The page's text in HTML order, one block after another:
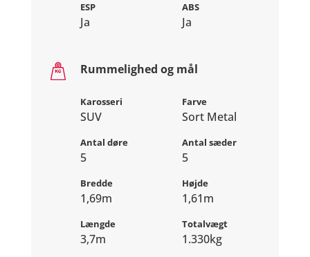
ESP
Ja
ABS
Ja
Rummelighed og mål
Karosseri
SUV
Farve
Sort Metal
Antal døre
5
Antal sæder
5
Bredde
1,69m
Højde
1,61m
Længde
3,7m
Totalvægt
1.330kg